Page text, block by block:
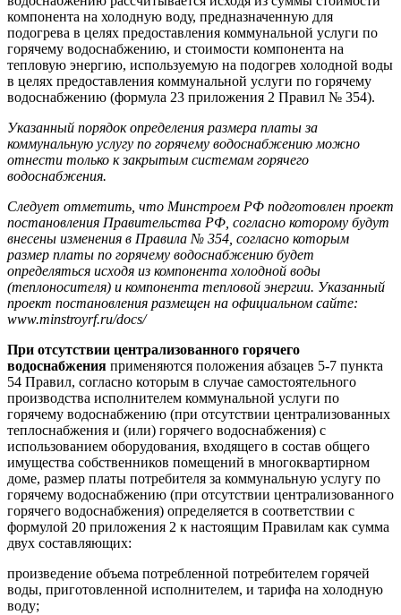
компонента на холодную воду, предназначенную для
подогрева в целях предоставления коммунальной услуги по
горячему водоснабжению, и стоимости компонента на
тепловую энергию, используемую на подогрев холодной воды
в целях предоставления коммунальной услуги по горячему
водоснабжению (формула 23 приложения 2 Правил № 354).
Указанный порядок определения размера платы за
коммунальную услугу по горячему водоснабжению можно
отнести только к закрытым системам горячего
водоснабжения.
Следует отметить, что Минстроем РФ подготовлен проект
постановления Правительства РФ, согласно которому будут
внесены изменения в Правила № 354, согласно которым
размер платы по горячему водоснабжению будет
определяться исходя из компонента холодной воды
(теплоносителя) и компонента тепловой энергии. Указанный
проект постановления размещен на официальном сайте:
www.minstroyrf.ru/docs/
При отсутствии централизованного горячего
водоснабжения применяются положения абзацев 5-7 пункта
54 Правил, согласно которым в случае самостоятельного
производства исполнителем коммунальной услуги по
горячему водоснабжению (при отсутствии централизованных
теплоснабжения и (или) горячего водоснабжения) с
использованием оборудования, входящего в состав общего
имущества собственников помещений в многоквартирном
доме, размер платы потребителя за коммунальную услугу по
горячему водоснабжению (при отсутствии централизованного
горячего водоснабжения) определяется в соответствии с
формулой 20 приложения 2 к настоящим Правилам как сумма
двух составляющих:
произведение объема потребленной потребителем горячей
воды, приготовленной исполнителем, и тарифа на холодную
воду;